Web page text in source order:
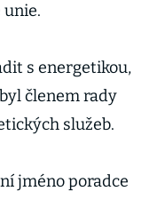
unie.
s energetikou,
členem rady
služeb.
jméno poradce